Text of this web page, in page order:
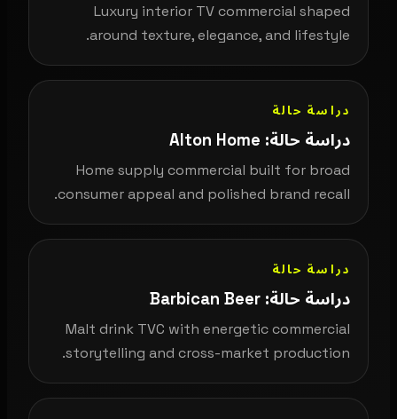
Luxury interior TV commercial shaped
around texture, elegance, and lifestyle.
دراسة حالة
دراسة حالة: Alton Home
Home supply commercial built for broad
consumer appeal and polished brand recall.
دراسة حالة
دراسة حالة: Barbican Beer
Malt drink TVC with energetic commercial
storytelling and cross-market production.